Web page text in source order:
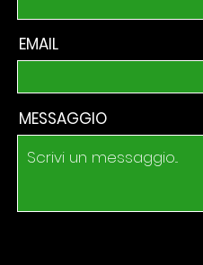
EMAIL
MESSAGGIO